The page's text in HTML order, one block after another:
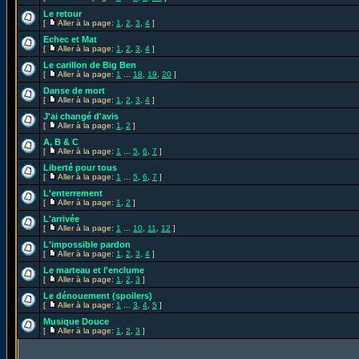
Le retour
[ Aller à la page: 1 2 3 4 ]
Echec et Mat
[ Aller à la page: 1 2 3 4 ]
Le carillon de Big Ben
[ Aller à la page: 1 18 19 20 ]
Danse de mort
[ Aller à la page: 1 2 3 4 ]
J'ai changé d'avis
[ Aller à la page: 1 2 ]
A, B & C
[ Aller à la page: 1 5 6 7 ]
Liberté pour tous
[ Aller à la page: 1 5 6 7 ]
L'enterrement
[ Aller à la page: 1 2 ]
L'arrivée
[ Aller à la page: 1 10 11 12 ]
L'impossible pardon
[ Aller à la page: 1 2 3 4 ]
Le marteau et l'enclume
[ Aller à la page: 1 2 3 ]
Le dénouement (spoilers)
[ Aller à la page: 1 3 4 5 ]
Musique Douce
[ Aller à la page: 1 2 3 ]